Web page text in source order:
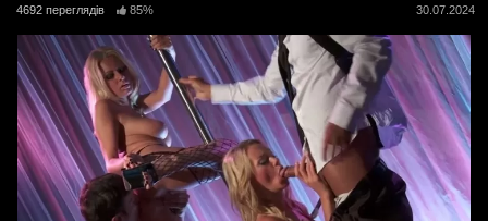
4692 переглядів 85% 30.07.2024